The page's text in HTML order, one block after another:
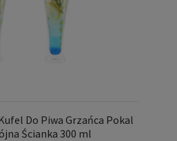
Do Piwa Grzańca Pokal
Ścianka 300 ml